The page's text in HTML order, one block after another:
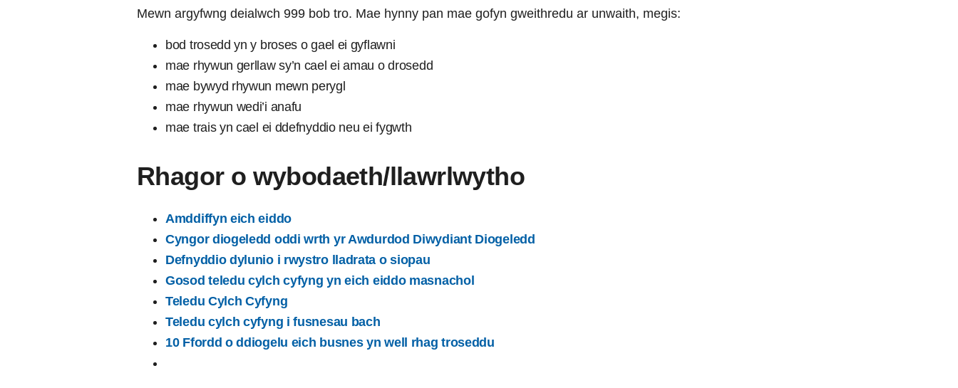
Mewn argyfwng deialwch 999 bob tro. Mae hynny pan mae gofyn gweithredu ar unwaith, megis:
bod trosedd yn y broses o gael ei gyflawni
mae rhywun gerllaw sy’n cael ei amau o drosedd
mae bywyd rhywun mewn perygl
mae rhywun wedi’i anafu
mae trais yn cael ei ddefnyddio neu ei fygwth
Rhagor o wybodaeth/llawrlwytho
Amddiffyn eich eiddo
Cyngor diogeledd oddi wrth yr Awdurdod Diwydiant Diogeledd
Defnyddio dylunio i rwystro lladrata o siopau
Gosod teledu cylch cyfyng yn eich eiddo masnachol
Teledu Cylch Cyfyng
Teledu cylch cyfyng i fusnesau bach
10 Ffordd o ddiogelu eich busnes yn well rhag troseddu